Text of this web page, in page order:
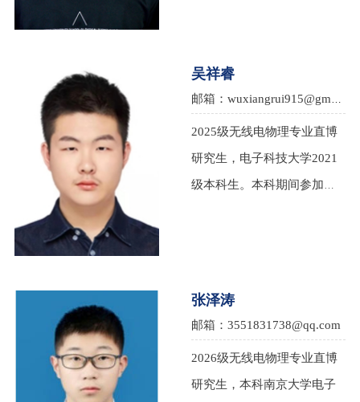
吴祥睿
2025级无线电物理专业直博
研究生，电子科技大学2021
级本科生。本科期间参加过
路。爱好：羽毛球，爬山
张泽涛
邮箱：3551831738@qq.com
2026级无线电物理专业直博
研究生，本科南京大学电子